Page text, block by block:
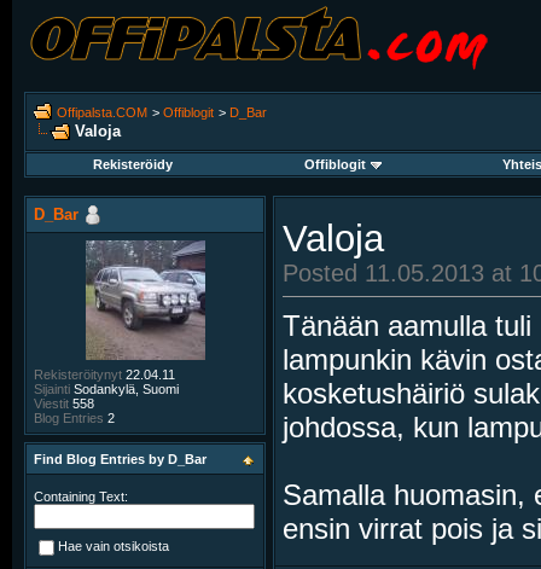
Offipalsta.COM > Offiblogit > D_Bar
Valoja
Rekisteröidy Offiblogit
Valoja
Posted 11.05.2013 at
Tänään aamulla
lampunkin kävin
kosketushäiriö
johdossa, kun
Samalla huomasin,
ensin virrat pois ja
D_Bar
Rekisteröitynyt 22.04.11
Sijainti Sodankylä, Suomi
Viestit 558
Blog Entries 2
Find Blog Entries by D_Bar
Containing Text:
Hae vain otsikoista